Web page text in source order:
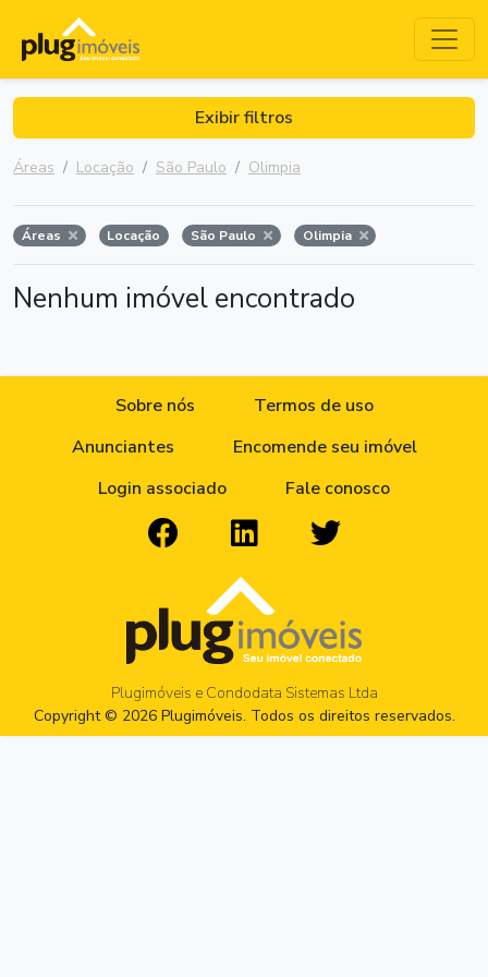
Exibir filtros
Áreas Locação São Paulo Olimpia
Áreas Locação São Paulo Olimpia
Nenhum imóvel encontrado
Sobre nós
Termos de uso
Anunciantes
Encomende seu imóvel
Login associado
Fale conosco
Plugimóveis e Condodata Sistemas Ltda
Copyright © 2026 Plugimóveis. Todos os direitos reservados.